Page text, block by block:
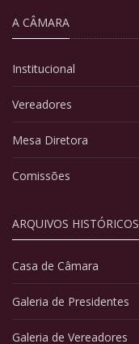
A CÂMARA
Institucional
Vereadores
Mesa Diretora
Comissões
ARQUIVOS HISTÓRICOS
Casa de Câmara
Galeria de Presidentes
Galeria de Vereadores